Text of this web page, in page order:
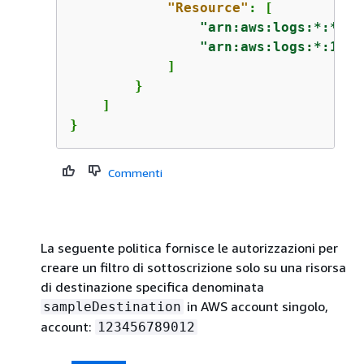
"Resource" : [
            ]
        }
    ]
}
Commenti
La seguente politica fornisce le autorizzazioni per
creare un filtro di sottoscrizione solo su una risorsa
di destinazione specifica denominata
sampleDestination in AWS account singolo,
account: 123456789012